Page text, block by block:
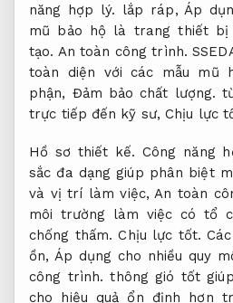
năng hợp lý. lắp ráp,Áp
mũ bảo hộ là trang thiết bị
tạo. An toàn công trình.
toàn diện với các mẫu mũ
phận, Đảm bảo chất lượng.
trực tiếp đến kỹ sư,Chịu lực
Hồ sơ thiết kế. Công năng
sắc đa dạng giúp phân biệt
và vị trí làm việc,An toàn
môi trường làm việc có tổ
chống thấm. Chịu lực tốt.
ồn, Áp dụng cho nhiều quy
công trình. thông gió tốt
cho hiệu quả ổn định hơn